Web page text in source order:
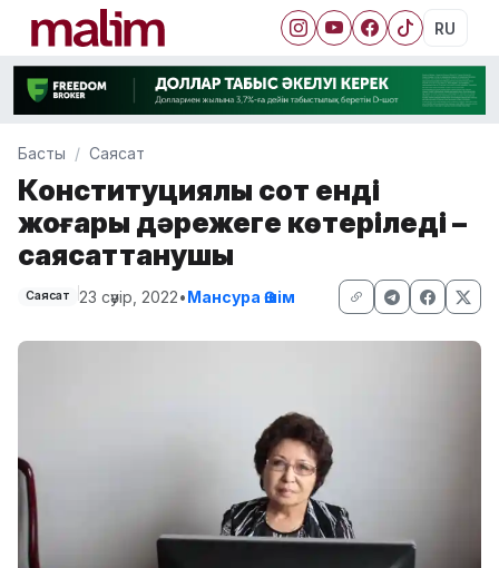
RU
Басты Саясат
Конституциялық сот енді
жоғары дәрежеге көтеріледі –
саясаттанушы
Саясат 23 сәуір, 2022•Мансура Әшім